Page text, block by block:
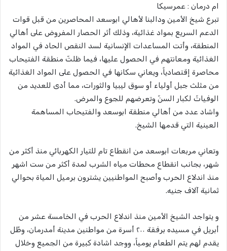
ام درمان : عمرسيكا
تبرع شيخ الأمين ودالبنا لأهالي ابوسعد المحاصرين من قبل قوات
الدعم السريع بمواد غذائية، وذلك أثر الحصار المفروض على أهالي
المنطقة، وأتت المساعدات الإنسانية لسد النقص الحاد في المواد
الغذائية ومعانتهم في الحصول عليها، فيما ظلتّ منطقة الفتيحاب
محاصرة إقتصادياً، ويعاني سكانها في الحصول على المواد الغذائية
من مثلث جبل أولياء أو سوق ليبيا والثورات، مما أدى للعديد من
الوفياتّ لكبار السنّ وتعرضهم للجوع والمرض.
واشاد عدد من أهالي منطقة ابوسعد والفتيحاب المساهمة
العينية التي قدمها الشيخ.
وتعاني مربعات ابوسعد من انقطاع تام للتيار الكهربائي منذ أكثر من
شهر، بجانب انقطاع محطات مياه الشرب لمدة أكثر من ست اشهر
منذ اندلاع الحرب وأصبح المواطنيين يشترون برميل المياة بحوالي
ثمانية آلاف جنيه.
و يتواجد الشيخ الأمين منذ اندلاع الحرب في الخامسة عشر من
أبريل في مسيده برفقة ٢٠٠ أسرة من مواطنين مدينة أمدرمان، وظّل
يقدم لهم يتم الطعام يومياً، ووجد اشادة كبيرة من الجميع وخلال